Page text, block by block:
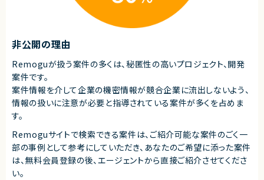
非公開の理由
Remoguが扱う案件の多くは、秘匿性の高いプロジェクト、開発
案件です。
案件情報を介して企業の機密情報が競合企業に流出しないよう、
情報の扱いに注意が必要と指導されている案件が多くを占めま
す。
Remoguサイトで検索できる案件は、ご紹介可能な案件のごく一
部の事例として参考にしていただき、 あなたのご希望に添った案件
は、無料会員登録の後、エージェントから直接ご紹介させてくださ
い。